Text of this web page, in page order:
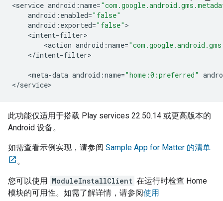
<service android :name=
android : enabled="false"
android : exported="false"
<intent-filter
<action android :name=
</intent-filter>
<meta-data android :name="home:0:preferred"
</service
此功能仅适用于搭载 Play services 22.50.14 或更高版本的
Android 设备。
如需查看示例实现，请参阅 Sample App for Matter 的清单
。
您可以使用 ModuleInstallClient 在运行时检查 Home
模块的可用性。如需了解详情，请参阅使用